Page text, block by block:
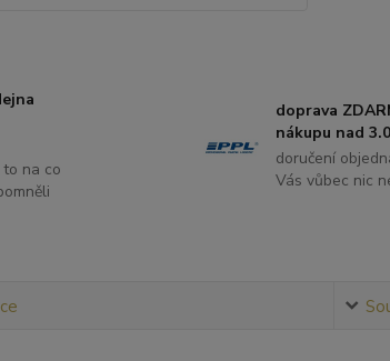
na co
doprava
nákupu nad
doručení
Vás vůbec nic